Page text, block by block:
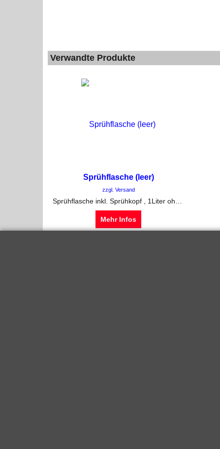
Verwandte Produkte
Sprühflasche (leer)
zzgl. Versand
Sprühflasche inkl. Sprühkopf , 1Liter ohne Inhalt
Mehr Infos